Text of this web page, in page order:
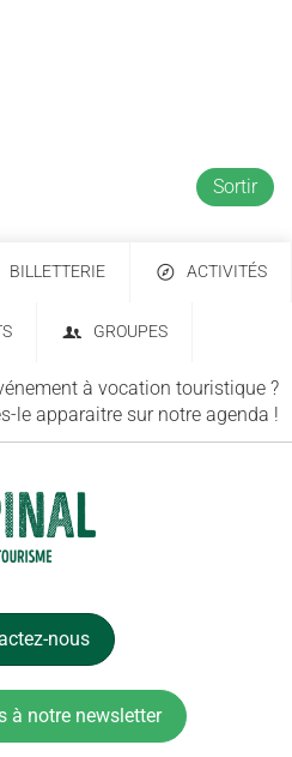
Sortir
BILLETTERIE ACTIVITÉS
GROUPES
à vocation touristique ?
le apparaitre sur notre agenda !
nous
à notre newsletter